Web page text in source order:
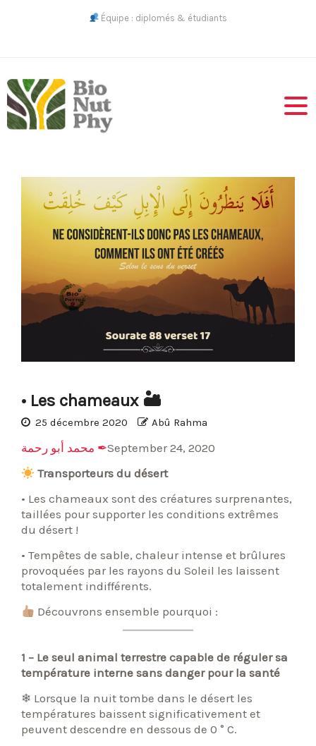
Équipe : diplomés & étudiants
• Les chameaux 🏜
25 décembre 2020 Abû Rahma
محمد أبو رحمة ✒September 24, 2020
Transporteurs du désert
• Les chameaux sont des créatures surprenantes,
taillées pour supporter les conditions extrêmes
du désert !
• Tempêtes de sable, chaleur intense et brûlures
provoquées par les rayons du Soleil les laissent
totalement indifférents.
Découvrons ensemble pourquoi :
1 – Le seul animal terrestre capable de réguler sa
température interne sans danger pour la santé
❄ Lorsque la nuit tombe dans le désert les
températures baissent significativement et
peuvent descendre en dessous de 0 ° C.